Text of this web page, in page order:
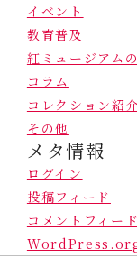
イベント
教育普及
紅ミュージアム
コラム
コレクション紹介
その他
メタ情報
ログイン
投稿フィード
コメントフィード